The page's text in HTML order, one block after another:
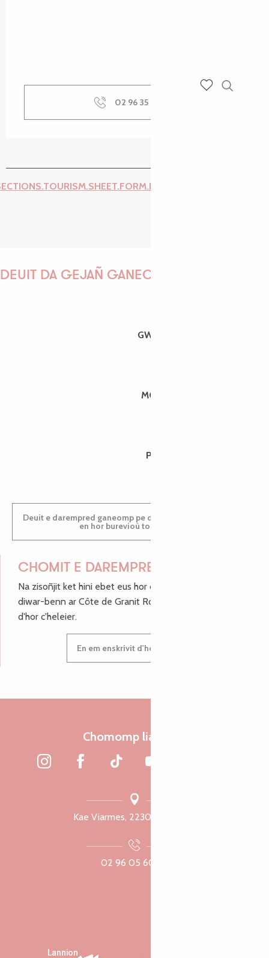
02 96 35 45
DEUIT DA GEJAÑ GANEOMP !
GWENAËLLE
MORGANE
PAULINE
Deuit e darempred ganeomp pe deuit da welet ac'hanomp
en hor burevioù touristerezh
CHOMIT E DAREMPRED !
Na zisoñjit ket hini ebet eus hor c'hinnigoù mat ha keleier
diwar-benn ar Côte de Granit Rose, enskrivit hoc'h anv
d'hor c'heleier.
En em enskrivit d'hor c'heleier
Chomomp liammet
Kae Viarmes, 22300 Lannuon
02 96 05 60 70
Lannion